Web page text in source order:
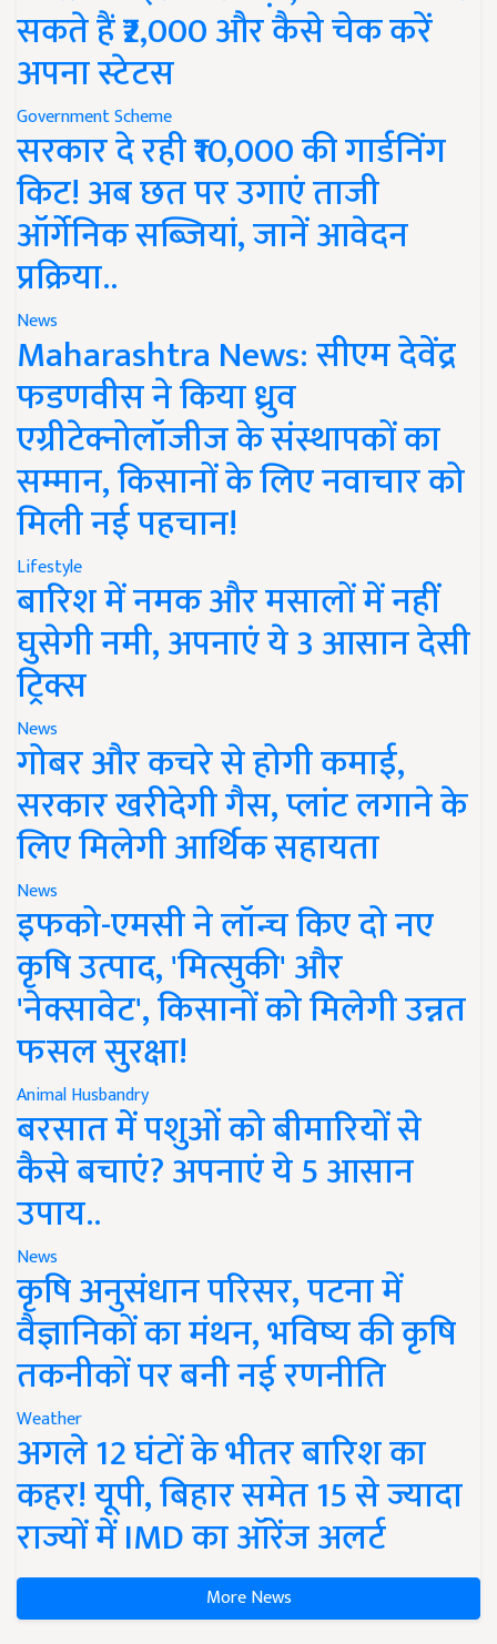
सकते हैं ₹2,000 और कैसे चेक करें
अपना स्टेटस
Government Scheme
सरकार दे रही ₹10,000 की गार्डनिंग
किट! अब छत पर उगाएं ताजी
ऑर्गेनिक सब्जियां, जानें आवेदन
प्रक्रिया..
News
Maharashtra News: सीएम देवेंद्र
फडणवीस ने किया ध्रुव
एग्रीटेक्नोलॉजीज के संस्थापकों का
सम्मान, किसानों के लिए नवाचार को
मिली नई पहचान!
Lifestyle
बारिश में नमक और मसालों में नहीं
घुसेगी नमी, अपनाएं ये 3 आसान देसी
ट्रिक्स
News
गोबर और कचरे से होगी कमाई,
सरकार खरीदेगी गैस, प्लांट लगाने के
लिए मिलेगी आर्थिक सहायता
News
इफको-एमसी ने लॉन्च किए दो नए
कृषि उत्पाद, 'मित्सुकी' और
'नेक्सावेट', किसानों को मिलेगी उन्नत
फसल सुरक्षा!
Animal Husbandry
बरसात में पशुओं को बीमारियों से
कैसे बचाएं? अपनाएं ये 5 आसान
उपाय..
News
कृषि अनुसंधान परिसर, पटना में
वैज्ञानिकों का मंथन, भविष्य की कृषि
तकनीकों पर बनी नई रणनीति
Weather
अगले 12 घंटों के भीतर बारिश का
कहर! यूपी, बिहार समेत 15 से ज्यादा
राज्यों में IMD का ऑरेंज अलर्ट
More News